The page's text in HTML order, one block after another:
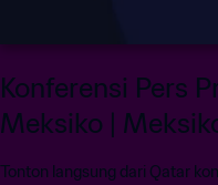
Konferensi Pers
Meksiko |
Tonton langsung dari Qatar